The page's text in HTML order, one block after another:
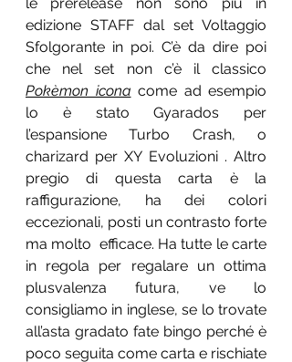
edizione STAFF dal set Voltaggio
Sfolgorante in poi. C’è da dire poi
Pokèmon icona come ad esempio
lo è stato Gyarados per
l’espansione Turbo Crash, o
charizard per XY Evoluzioni . Altro
pregio di questa carta è la
raffigurazione, ha dei colori
eccezionali, posti un contrasto forte
ma molto  efficace. Ha tutte le carte
in regola per regalare un ottima
plusvalenza futura, ve lo
consigliamo in inglese, se lo trovate
all’asta gradato fate bingo perché è
poco seguita come carta e rischiate